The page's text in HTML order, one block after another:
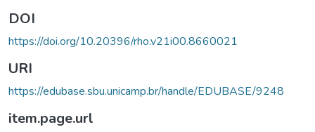
DOI
https://doi.org/10.20396/rho.v21i00.8660021
URI
https://edubase.sbu.unicamp.br/handle/EDUBASE/9248
item.page.url